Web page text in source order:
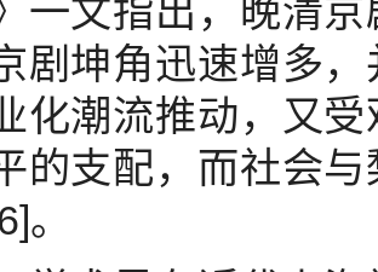
一文指出，晚清
剧坤角迅速增多
化潮流推动，又
的支配，而社会
。